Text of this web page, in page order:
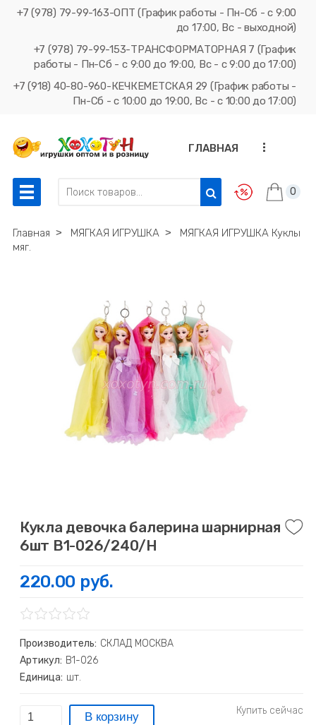
+7 (978) 79-99-163-ОПТ (График работы - Пн-Сб - с 9:00
до 17:00, Вс - выходной)
+7 (978) 79-99-153-ТРАНСФОРМАТОРНАЯ 7 (График
работы - Пн-Сб - с 9:00 до 19:00, Вс - с 9:00 до 17:00)
+7 (918) 40-80-960-КЕЧКЕМЕТСКАЯ 29 (График работы -
Пн-Сб - с 10:00 до 19:00, Вс - с 10:00 до 17:00)
ГЛАВНАЯ ...
0
Главная ˃ МЯГКАЯ ИГРУШКА ˃
МЯГКАЯ ИГРУШКА Куклы
мяг.
Кукла девочка балерина шарнирная
6шт В1-026/240/Н
220.00 руб.
Производитель: СКЛАД МОСКВА
Артикул: В1-026
Единица: шт.